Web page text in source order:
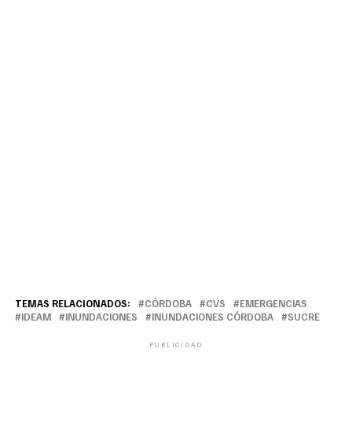
TEMAS RELACIONADOS: CÓRDOBA CVS
EMERGENCIAS
IDEAM
INUNDACIONES INUNDACIONES CÓRDOBA SUCRE
PUBLICIDAD